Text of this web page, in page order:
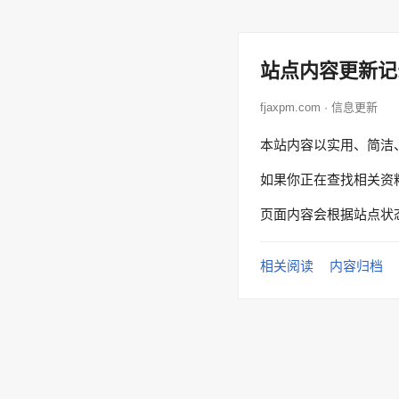
站点内容更新
fjaxpm.com · 信息更新
本站内容以实用、简
如果你正在查找相关
页面内容会根据站点
相关阅读 内容归档